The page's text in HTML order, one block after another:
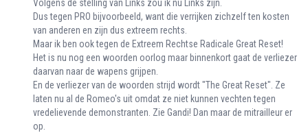
Volgens de stelling van Links zou ik nu Links zijn.
Dus tegen PRO bijvoorbeeld, want die verrijken zichzelf ten kosten
van anderen en zijn dus extreem rechts.
Maar ik ben ook tegen de Extreem Rechtse Radicale Great Reset!
Het is nu nog een woorden oorlog maar binnenkort gaat de verliezer
daarvan naar de wapens grijpen.
En de verliezer van de woorden strijd wordt "The Great Reset". Ze
laten nu al de Romeo's uit omdat ze niet kunnen vechten tegen
vredelievende demonstranten. Zie Gandi! Dan maar de mitrailleur er
op.